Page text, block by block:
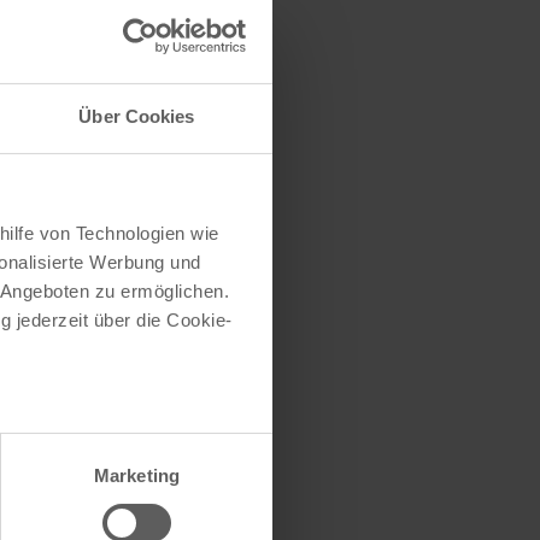
Über Cookies
von Technologien wie
Werbung und
zu ermöglichen.
jederzeit über die Cookie-
sein können
Präferenzen imAbschnitt
Marketing
herausfinden
(oder einen Teil